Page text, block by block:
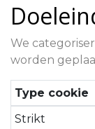
We
worden
Type cookie
Strikt